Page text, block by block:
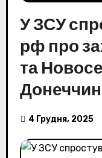
У ЗСУ
рф про
та
4 Грудня, 2025